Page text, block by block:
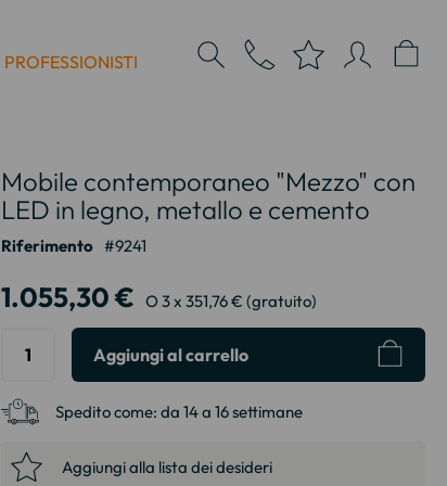
PROFESSIONISTI
Mobile contemporaneo "Mezzo" con
LED in legno, metallo e cemento
Riferimento 9241
1.055,30 € O 3 x 351,76 € (gratuito)
Aggiungi al carrello
Spedito come: da 14 a 16 settimane
Aggiungi alla lista dei desideri